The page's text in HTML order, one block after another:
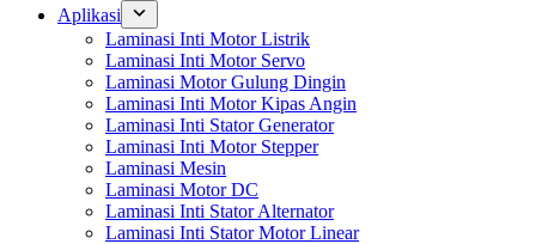
Aplikasi
Laminasi Inti Motor Listrik
Laminasi Inti Motor Servo
Laminasi Motor Gulung Dingin
Laminasi Inti Motor Kipas Angin
Laminasi Inti Stator Generator
Laminasi Inti Motor Stepper
Laminasi Mesin
Laminasi Motor DC
Laminasi Inti Stator Alternator
Laminasi Inti Stator Motor Linear